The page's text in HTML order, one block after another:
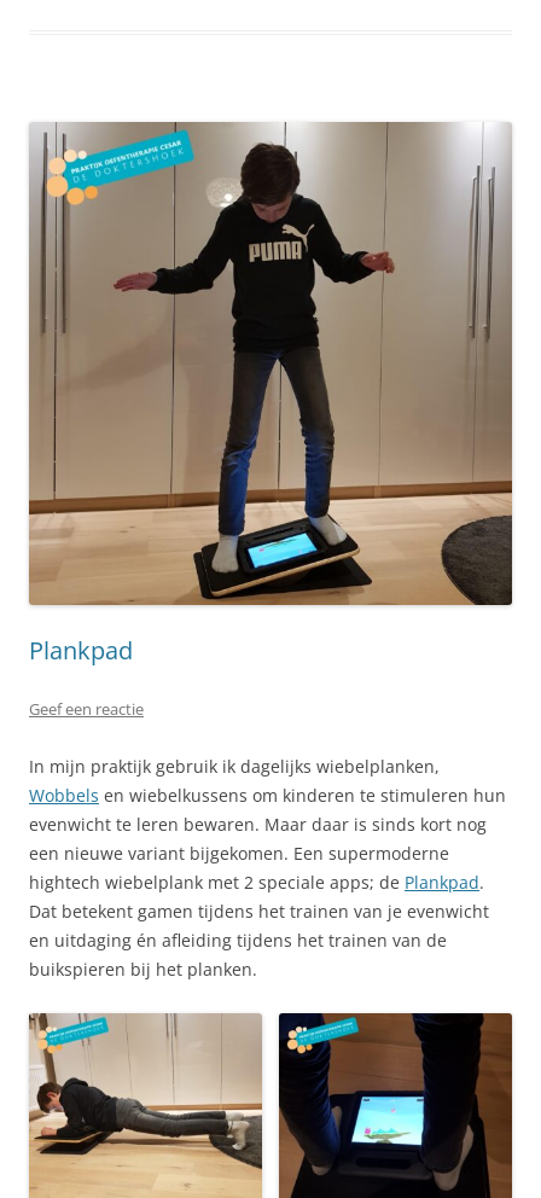
Plankpad
Geef een reactie
In mijn praktijk gebruik ik dagelijks wiebelplanken,
Wobbels en wiebelkussens om kinderen te stimuleren hun
evenwicht te leren bewaren. Maar daar is sinds kort nog
een nieuwe variant bijgekomen. Een supermoderne
hightech wiebelplank met 2 speciale apps; de Plankpad.
Dat betekent gamen tijdens het trainen van je evenwicht
en uitdaging én afleiding tijdens het trainen van de
buikspieren bij het planken.